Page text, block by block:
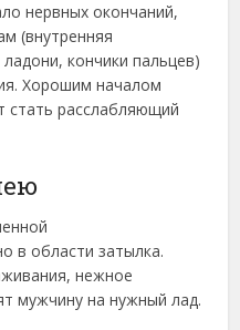
нервных окончаний,
(внутренняя
кончики пальцев)
Хорошим началом
стать расслабляющий
в области затылка.
нежное
мужчину на нужный лад.